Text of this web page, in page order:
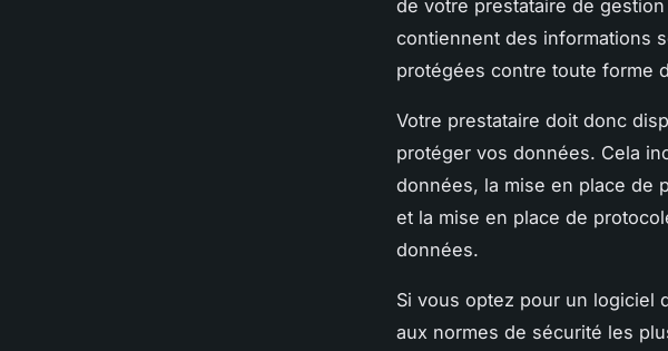
de votre prestataire de
contiennent des informations
protégées contre toute forme
Votre prestataire doit donc
protéger vos données. Cela
données, la mise en place de
et la mise en place de
données.
Si vous optez pour un logiciel
aux normes de sécurité les